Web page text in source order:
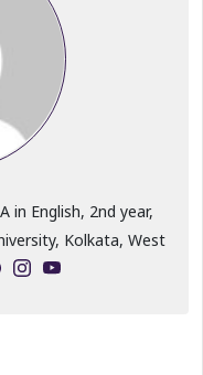
in English, 2nd year,
Kolkata, West